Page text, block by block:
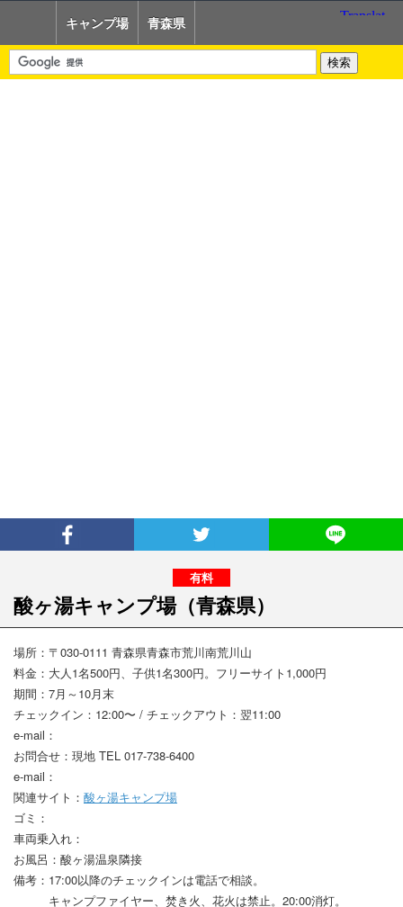
キャンプ場 青森県
酸ヶ湯キャンプ場（青森県）
場所：〒030-0111 青森県青森市荒川南荒川山
料金：大人1名500円、子供1名300円。フリーサイト1,000円
期間：7月～10月末
チェックイン：12:00〜 / チェックアウト：翌11:00
e-mail：
お問合せ：現地 TEL 017-738-6400
e-mail：
関連サイト： 酸ヶ湯キャンプ場
ゴミ：
車両乗入れ：
お風呂：酸ヶ湯温泉隣接
備考：17:00以降のチェックインは電話で相談。
キャンプファイヤー、焚き火、花火は禁止。20:00消灯。